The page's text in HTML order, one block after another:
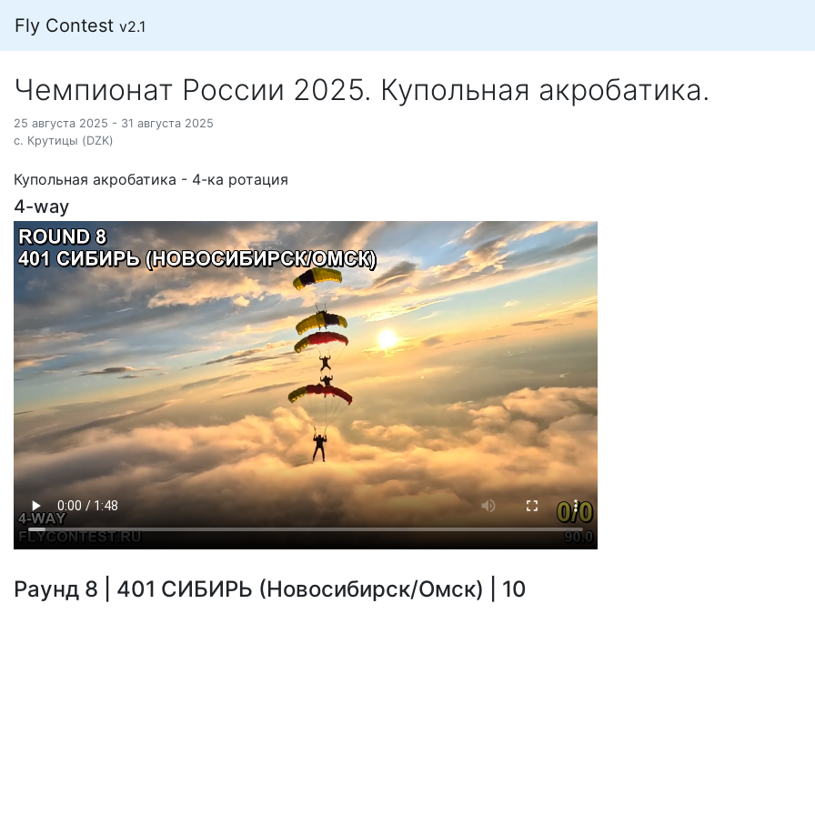
Fly Contest v2.1
Чемпионат России 2025. Купольная акробатика.
25 августа 2025 - 31 августа 2025
с. Крутицы (DZK)
Купольная акробатика - 4-ка ротация
4-way
Раунд 8 | 401 СИБИРЬ (Новосибирск/Омск) | 10